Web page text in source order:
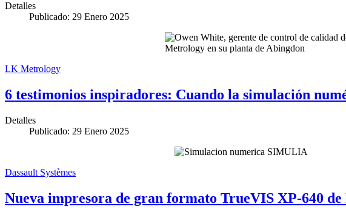
Detalles
Publicado: 29 Enero 2025
LK Metrology
6 testimonios inspiradores: Cuando la simulación
Detalles
Publicado: 29 Enero 2025
Dassault Systèmes
Nueva impresora de gran formato TrueVIS XP-640